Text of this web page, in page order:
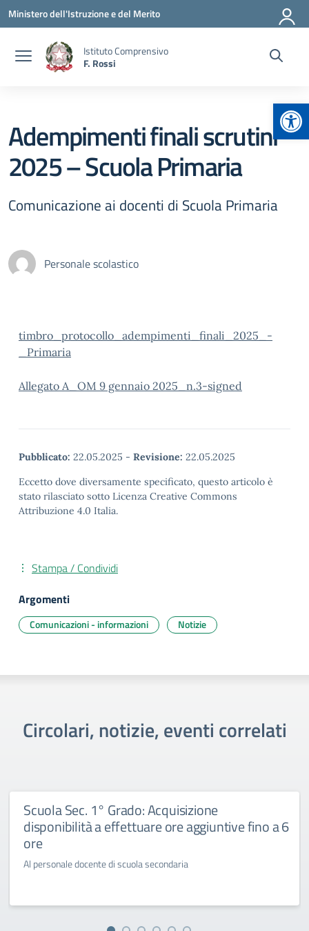
Vai ai contenuti
Vai al menu di navigazione
Vai al footer
Ministero dell'Istruzione e del Merito
Istituto Comprensivo
F. Rossi
Adempimenti finali scrutini
2025 – Scuola Primaria
Comunicazione ai docenti di Scuola Primaria
Personale scolastico
timbro_protocollo_adempimenti_finali_2025_-
_Primaria
Allegato A_OM 9 gennaio 2025_n.3-signed
Pubblicato: 22.05.2025 - Revisione: 22.05.2025
Eccetto dove diversamente specificato, questo articolo è
stato rilasciato sotto Licenza Creative Commons
Attribuzione 4.0 Italia.
Stampa / Condividi
Argomenti
Comunicazioni - informazioni Notizie
Circolari, notizie, eventi correlati
Scuola Sec. 1° Grado: Acquisizione
disponibilità a effettuare ore aggiuntive fino a 6
ore
Al personale docente di scuola secondaria